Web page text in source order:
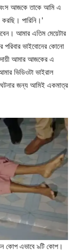
আজকে তাকে আমি এ
পারিনি।’
আমার এতিম মেয়েটার
পরিবার ভাইবোনের কোনো
আমার আজকের এ
ভিডিওটা ভাইরাল
ঘটনার জন্য আমিই একমাত্র
কোপ এভাবে ৯টি কোপ।